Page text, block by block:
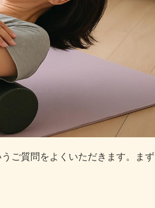
ご質問をよくいただきます。まず